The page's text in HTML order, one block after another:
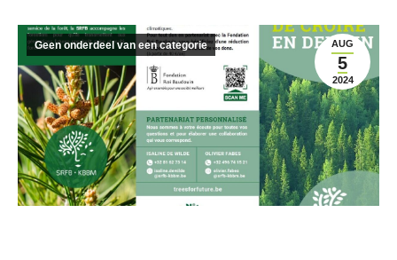
AUG
5
2024
Geen onderdeel van een categorie